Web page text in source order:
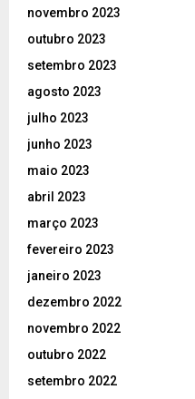
novembro 2023
outubro 2023
setembro 2023
agosto 2023
julho 2023
junho 2023
maio 2023
abril 2023
março 2023
fevereiro 2023
janeiro 2023
dezembro 2022
novembro 2022
outubro 2022
setembro 2022